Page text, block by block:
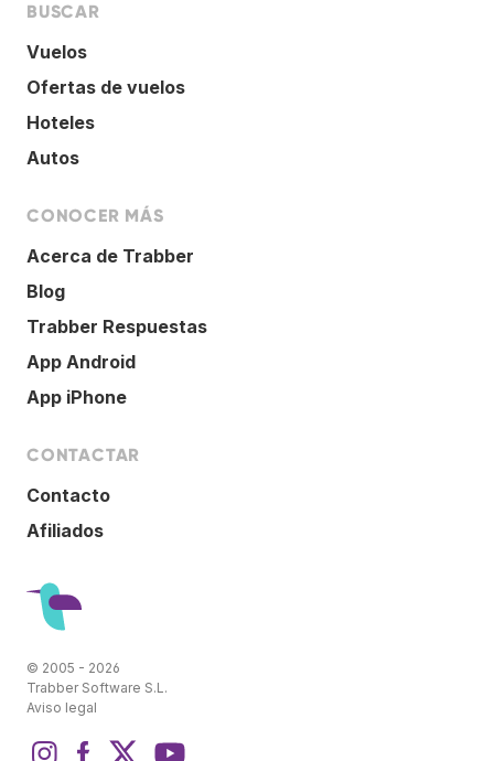
BUSCAR
Vuelos
Ofertas de vuelos
Hoteles
Autos
CONOCER MÁS
Acerca de Trabber
Blog
Trabber Respuestas
App Android
App iPhone
CONTACTAR
Contacto
Afiliados
© 2005 - 2026
Trabber Software S.L.
Aviso legal